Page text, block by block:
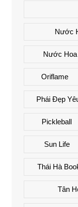
Nước
Nước Hoa
Oriflame
Phái Đẹp
Pickleball
Sun Life
Thái Hà
Tân